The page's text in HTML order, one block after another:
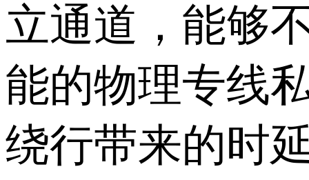
立通道，能够
能的物理专线
绕行带来的时